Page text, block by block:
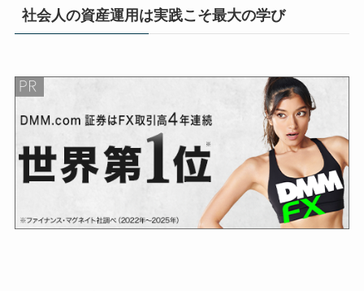
社会人の資産運用は実践こそ最大の学び